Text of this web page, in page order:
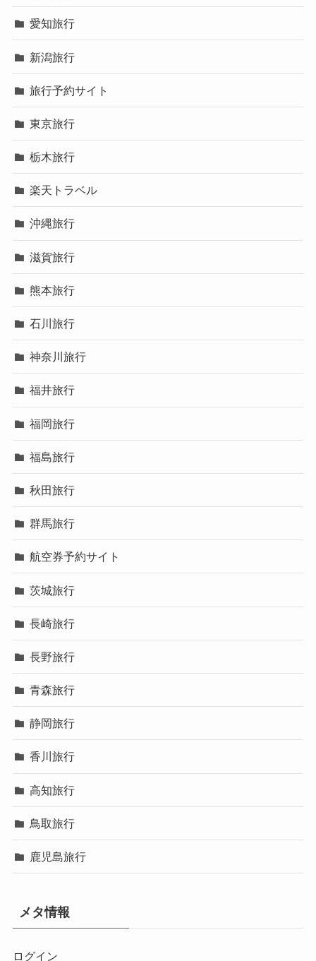
愛知旅行
新潟旅行
旅行予約サイト
東京旅行
栃木旅行
楽天トラベル
沖縄旅行
滋賀旅行
熊本旅行
石川旅行
神奈川旅行
福井旅行
福岡旅行
福島旅行
秋田旅行
群馬旅行
航空券予約サイト
茨城旅行
長崎旅行
長野旅行
青森旅行
静岡旅行
香川旅行
高知旅行
鳥取旅行
鹿児島旅行
メタ情報
ログイン